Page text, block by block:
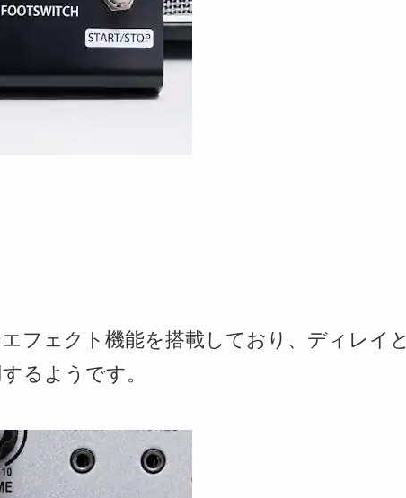
フェクト機能を搭載しており、ディレイと
るようです。